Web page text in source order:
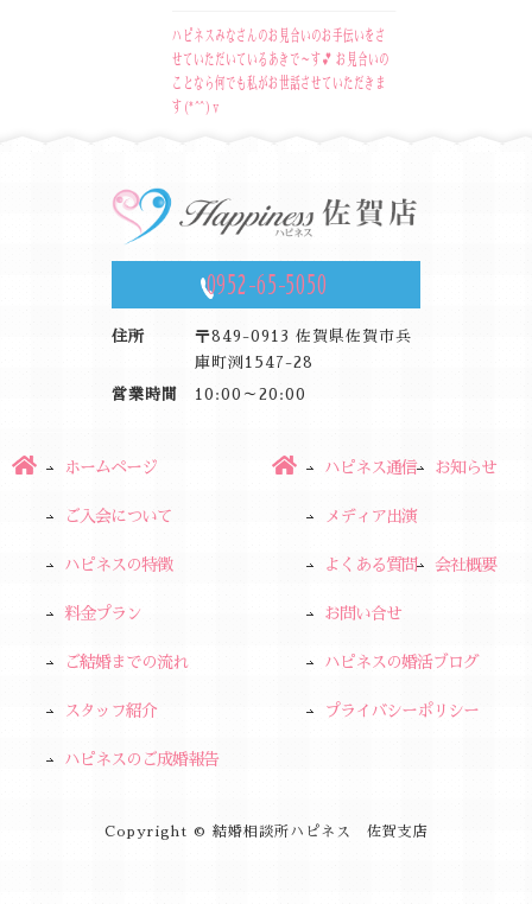
ハピネスみなさんのお見合いのお手伝いをさ
せていただいているあきで～す💕 お見合いの
ことなら何でも私がお世話させていただきま
す(*^^)v
0952-65-5050
住所
〒849-0913 佐賀県佐賀市兵
庫町渕1547-28
営業時間 10:00～20:00
ホームページ
ご入会について
ハピネスの特徴
料金プラン
ご結婚までの流れ
スタッフ紹介
ハピネスのご成婚報告
ハピネス通信 お知らせ
メディア出演
よくある質問 会社概要
お問い合せ
ハピネスの婚活ブログ
プライバシーポリシー
Copyright © 結婚相談所ハピネス 佐賀支店